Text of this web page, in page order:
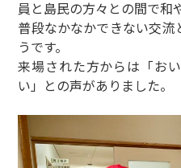
員と島民の方々との間で和
普段なかなかできない交
うです。
来場された方からは「お
い」との声がありました。